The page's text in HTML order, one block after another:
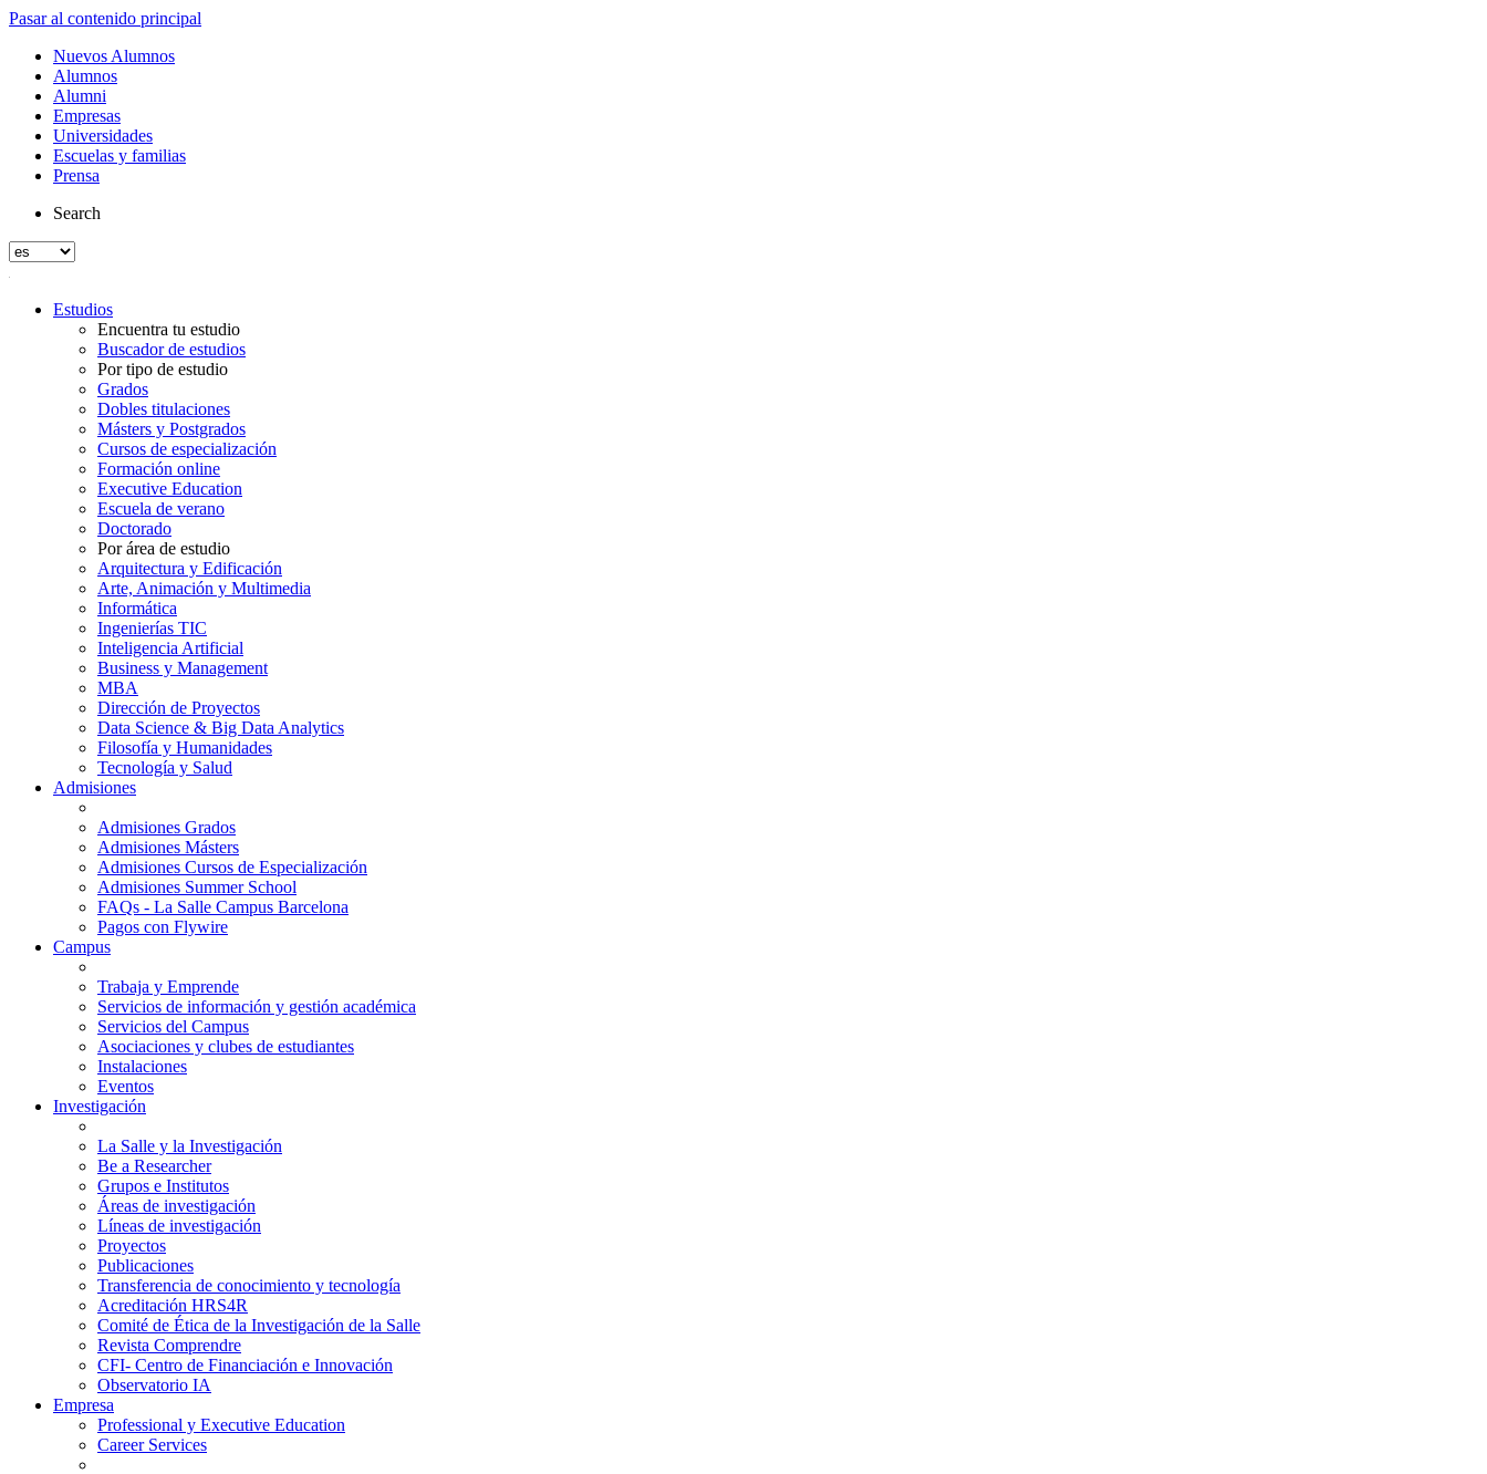
Pasar al contenido principal
Nuevos Alumnos
Alumnos
Alumni
Empresas
Universidades
Escuelas y familias
Prensa
Search
Estudios
Encuentra tu estudio
Buscador de estudios
Por tipo de estudio
Grados
Dobles titulaciones
Másters y Postgrados
Cursos de especialización
Formación online
Executive Education
Escuela de verano
Doctorado
Por área de estudio
Arquitectura y Edificación
Arte, Animación y Multimedia
Informática
Ingenierías TIC
Inteligencia Artificial
Business y Management
MBA
Dirección de Proyectos
Data Science & Big Data Analytics
Filosofía y Humanidades
Tecnología y Salud
Admisiones
Admisiones Grados
Admisiones Másters
Admisiones Cursos de Especialización
Admisiones Summer School
FAQs - La Salle Campus Barcelona
Pagos con Flywire
Campus
Trabaja y Emprende
Servicios de información y gestión académica
Servicios del Campus
Asociaciones y clubes de estudiantes
Instalaciones
Eventos
Investigación
La Salle y la Investigación
Be a Researcher
Grupos e Institutos
Áreas de investigación
Líneas de investigación
Proyectos
Publicaciones
Transferencia de conocimiento y tecnología
Acreditación HRS4R
Comité de Ética de la Investigación de la Salle
Revista Comprendre
CFI- Centro de Financiación e Innovación
Observatorio IA
Empresa
Professional y Executive Education
Career Services